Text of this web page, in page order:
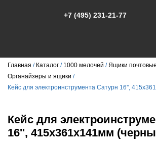
+7 (495) 231-21-77
Главная Каталог 1000 мелочей
Ящики почтовые
Органайзеры и ящики
Кейс для электроинструмента Сатурн 16'',
Кейс для
16'', 415х361х141мм